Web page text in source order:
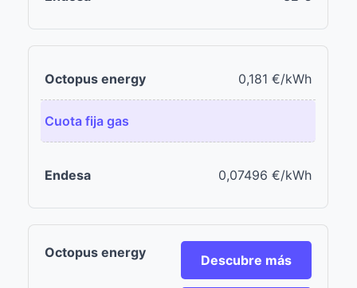
0,181 €/kWh
Cuota fija gas
0,07496 €/kWh
Descubre más